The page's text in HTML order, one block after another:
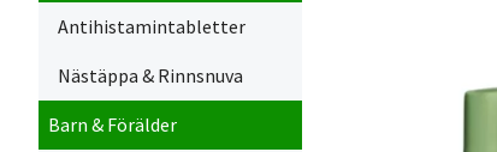
Antihistamintabletter
Nästäppa & Rinnsnuva
Barn & Förälder